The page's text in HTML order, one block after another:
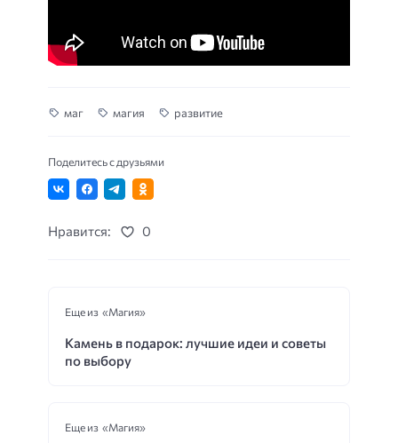
маг магия развитие
Поделитесь с друзьями
Нравится: 0
Еще из «Магия»
Камень в подарок: лучшие идеи и советы
по выбору
Еще из «Магия»